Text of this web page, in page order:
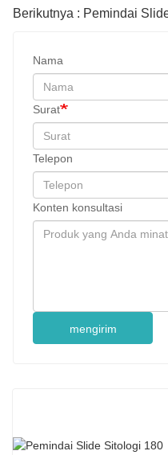
Berikutnya : Pemindai
Nama
Surat
Telepon
Konten konsultasi
mengirim